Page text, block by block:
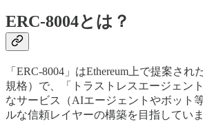
ERC-8004とは？
「ERC-8004」はEthereum上で提案され
規格）で、「トラストレスエージェン
なサービス（AIエージェントやボット
ルな信頼レイヤーの構築を目指していま